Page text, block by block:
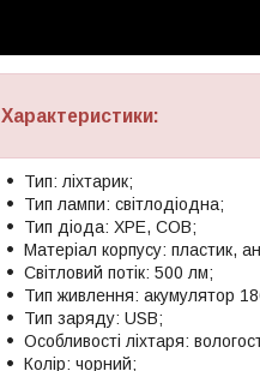
Характеристики:
Тип: ліхтарик;
Тип лампи: світлодіодна;
Тип діода: XPE, COB;
Матеріал корпусу: пластик,
Світловий потік: 500 лм;
Тип живлення: акумулятор
Тип заряду: USB;
Особливості ліхтаря:
Колір: чорний;